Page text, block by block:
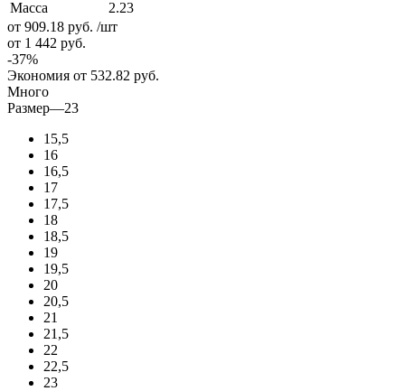
Масса
2.23
от 909.18 руб. /шт
от 1 442 руб.
-37%
Экономия от 532.82 руб.
Много
Размер—23
15,5
16
16,5
17
17,5
18
18,5
19
19,5
20
20,5
21
21,5
22
22,5
23